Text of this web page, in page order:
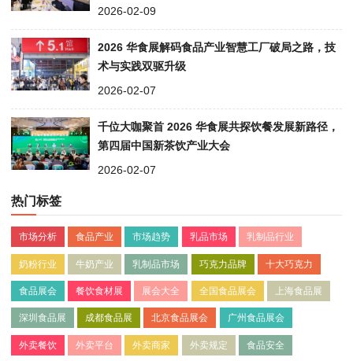
2026-02-09
2026 华食展解码食品产业智慧工厂破局之路，技
术与实践双驱升级
2026-02-07
千位大咖聚首 2026 华食展共探饮餐发展新路径，
第四届中国新茶饮产业大会
2026-02-07
热门标签
市场分析 食品产业 市场趋势 乳品市场 乳制品行业
奶粉行业 牛奶产业 乳制品市场 巧克力品牌 十大巧克力
食品展会 餐饮食材展 展会大全 全国食品展会 上海食品展
深圳食品展 成都食品展 北京食品展会 广州食品展会
外卖餐饮 外卖平台 外卖商家 外卖规定 食品安全